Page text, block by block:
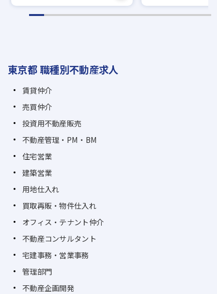
東京都 職種別不動産求人
賃貸仲介
売買仲介
投資用不動産販売
不動産管理・PM・BM
住宅営業
建築営業
用地仕入れ
買取再販・物件仕入れ
オフィス・テナント仲介
不動産コンサルタント
宅建事務・営業事務
管理部門
不動産企画開発